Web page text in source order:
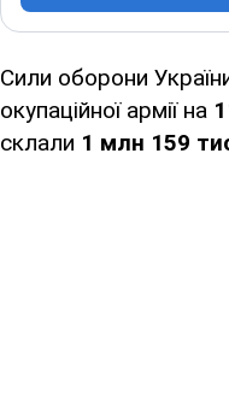
Сили оборони
окупаційної армії на
склали 1 млн 159